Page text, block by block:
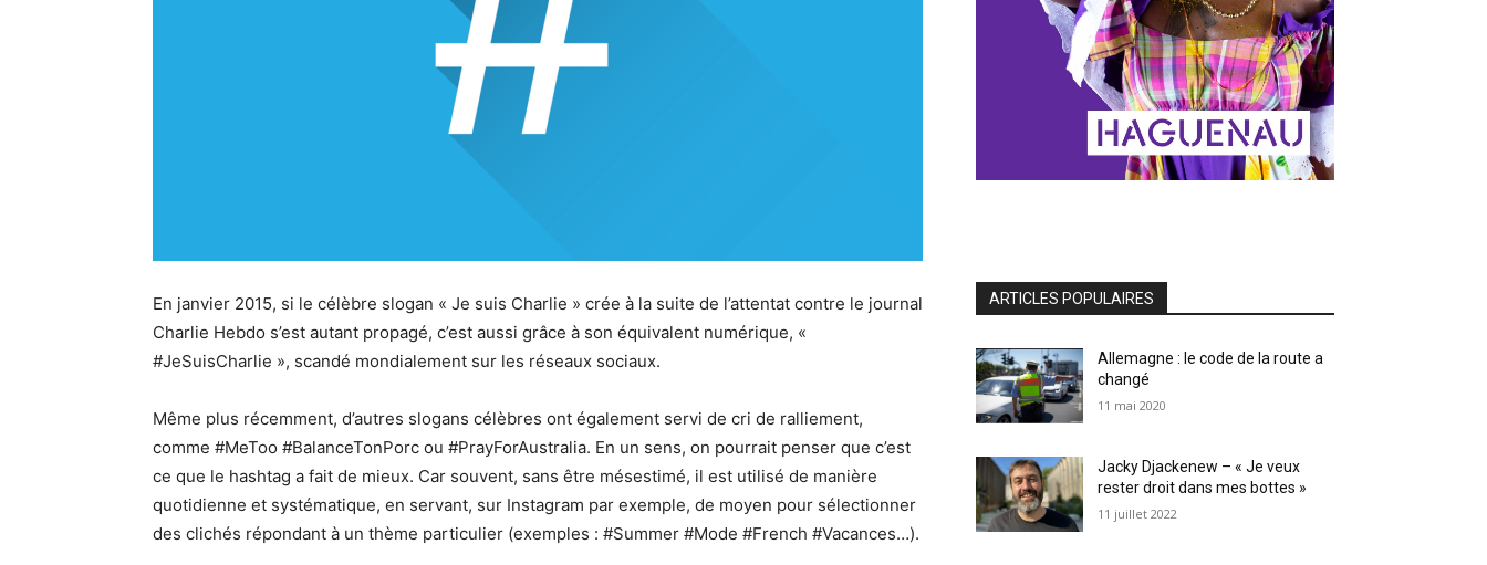
En janvier 2015, si le célèbre slogan « Je suis Charlie » crée à la suite de l’attentat contre le journal
Charlie Hebdo s’est autant propagé, c’est aussi grâce à son équivalent numérique, «
#JeSuisCharlie », scandé mondialement sur les réseaux sociaux.
Même plus récemment, d’autres slogans célèbres ont également servi de cri de ralliement,
comme #MeToo #BalanceTonPorc ou #PrayForAustralia. En un sens, on pourrait penser que c’est
ce que le hashtag a fait de mieux. Car souvent, sans être mésestimé, il est utilisé de manière
quotidienne et systématique, en servant, sur Instagram par exemple, de moyen pour sélectionner
des clichés répondant à un thème particulier (exemples : #Summer #Mode #French #Vacances…).
ARTICLES POPULAIRES
Allemagne : le code de la route a
changé
11 mai 2020
Jacky Djackenew – « Je veux
rester droit dans mes bottes »
11 juillet 2022